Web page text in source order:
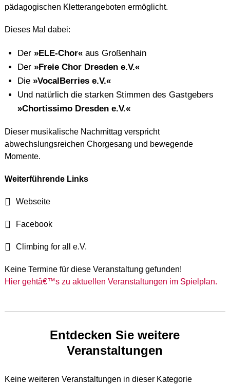
pädagogischen Kletterangeboten ermöglicht.
Dieses Mal dabei:
Der»ELE-Chor« aus Großenhain
Der»Freie Chor Dresden e.V.«
Die»VocalBerries e.V.«
Und natürlich die starken Stimmen des Gastgebers
»Chortissimo Dresden e.V.«
Dieser musikalische Nachmittag verspricht
abwechslungsreichen Chorgesang und bewegende
Momente.
Weiterführende Links
Webseite
Facebook
Climbing for all e.V.
Keine Termine für diese Veranstaltung gefunden!
Hier gehtâ€™s zu aktuellen Veranstaltungen im Spielplan.
Entdecken Sie weitere
Veranstaltungen
Keine weiteren Veranstaltungen in dieser Kategorie